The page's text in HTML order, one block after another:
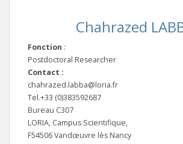
Chahrazed
Fonction :
Postdoctoral Researcher
Contact :
chahrazed.labba@loria.fr
Tel.+33 (0)383592687
Bureau C307
LORIA, Campus Scientifique,
F54506 Vandœuvre lès Nancy